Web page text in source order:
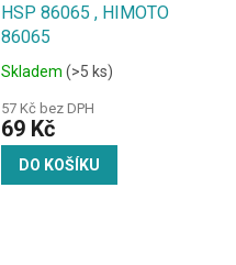
HSP 86065 , HIMOTO
86065
Skladem (>5 ks)
57 Kč bez DPH
69 Kč
DO KOŠÍKU